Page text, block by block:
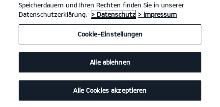
Speicherdauern und Ihren Rechten finden Sie in unserer
Datenschutzerklärung.
> Datenschutz > Impressum
Cookie-Einstellungen
Alle ablehnen
Alle Cookies akzeptieren